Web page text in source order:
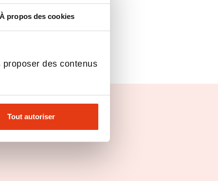
À propos des cookies
des contenus
Tout autoriser